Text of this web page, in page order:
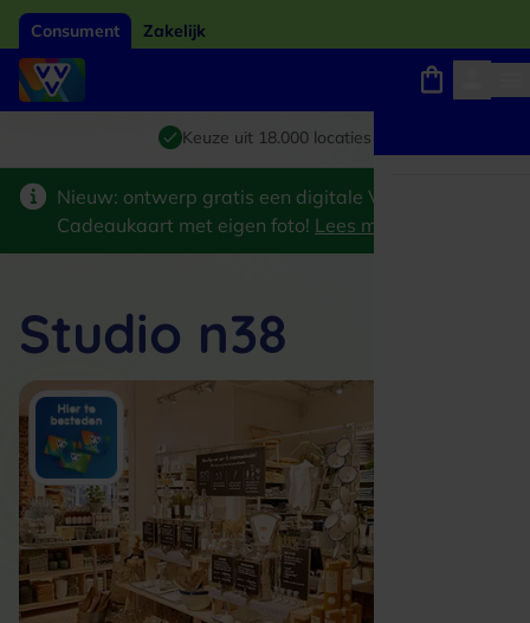
Consument Zakelijk
Giftcard van het jaar 2026
Keuze uit 18.000 locaties
Winkels, webshops en uitjes
Nieuw: ontwerp gratis een digitale VVV
Cadeaukaart met eigen foto! Lees meer
Studio n38